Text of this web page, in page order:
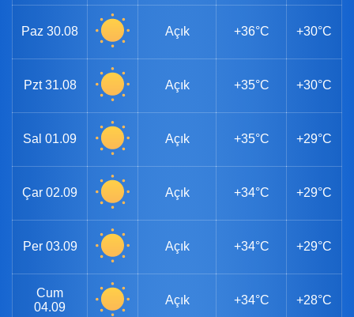
Paz 30.08 Açık +36°C +30°C
Pzt 31.08 Açık +35°C +30°C
Sal 01.09 Açık +35°C +29°C
Çar 02.09 Açık +34°C +29°C
Per 03.09 Açık +34°C +29°C
Cum
04.09
Açık +34°C +28°C